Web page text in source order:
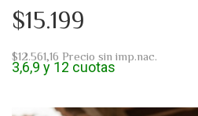
$15.199
$12.561,16 Precio sin imp.nac.
3,6,9 y 12 cuotas